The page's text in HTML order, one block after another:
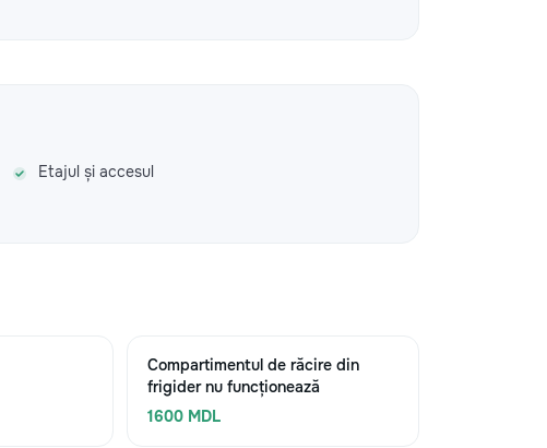
Etajul și accesul
Compartimentul de răcire din
frigider nu funcționează
1600 MDL